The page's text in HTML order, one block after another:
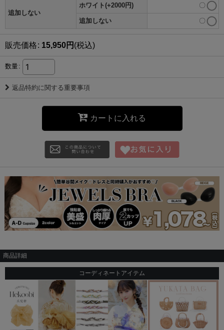
追加しない
ホワイト(+2000円) 〇
追加しない 〇
販売価格: 15,950円 (税込)
数量:
返品特約に関する重要事項
カートに入れる
商品詳細
コーディネートアイテム